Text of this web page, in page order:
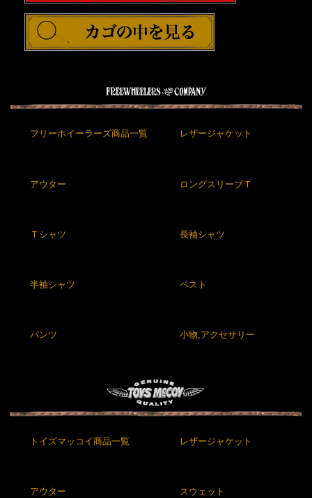
フリーホイーラーズ商品一覧 レザージャケット
アウター ロングスリーブＴ
Ｔシャツ 長袖シャツ
半袖シャツ ベスト
パンツ 小物,アクセサリー
トイズマッコイ商品一覧 レザージャケット
アウター スウェット